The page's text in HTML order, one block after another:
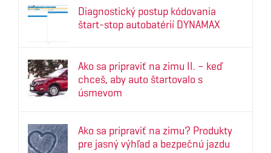
Diagnostický postup kódovania
štart-stop autobatérií DYNAMAX
Ako sa pripraviť na zimu II. – keď
chceš, aby auto štartovalo s
úsmevom
Ako sa pripraviť na zimu? Produkty
pre jasný výhľad a bezpečnú jazdu